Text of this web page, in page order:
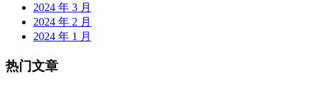
2024 年 3 月
2024 年 2 月
2024 年 1 月
热门文章